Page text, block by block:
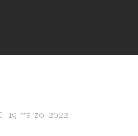
19 marzo, 2022